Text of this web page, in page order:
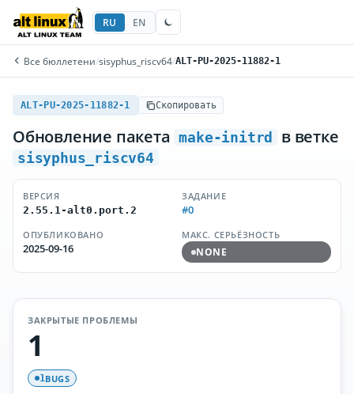
RU EN
Все бюллетени/sisyphus_riscv64/ALT-PU-2025-11882-1
ALT-PU-2025-11882-1 Скопировать
Обновление пакета make-initrd в ветке
sisyphus_riscv64
ВЕРСИЯ
2.55.1-alt0.port.2
ЗАДАНИЕ
#0
ОПУБЛИКОВАНО
2025-09-16
МАКС. СЕРЬЁЗНОСТЬ
NONE
ЗАКРЫТЫЕ ПРОБЛЕМЫ
1
1BUGS